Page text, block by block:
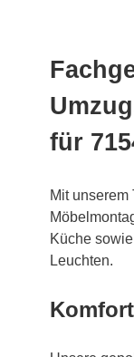
für
Mit unserem
Küche
Leuchten.